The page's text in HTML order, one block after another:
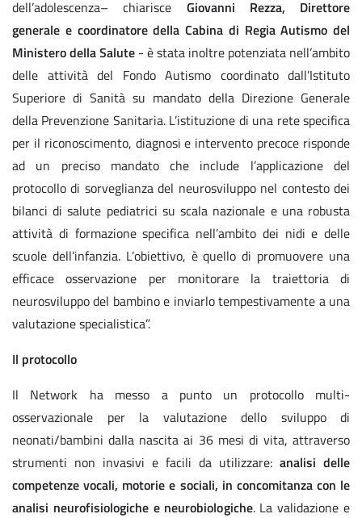
dell’adolescenza– chiarisce Giovanni Rezza, Direttore
generale e coordinatore della Cabina di Regia Autismo del
Ministero della Salute - è stata inoltre potenziata nell’ambito
delle attività del Fondo Autismo coordinato dall’Istituto
Superiore di Sanità su mandato della Direzione Generale
della Prevenzione Sanitaria. L’istituzione di una rete specifica
per il riconoscimento, diagnosi e intervento precoce risponde
ad un preciso mandato che include l’applicazione del
protocollo di sorveglianza del neurosviluppo nel contesto dei
bilanci di salute pediatrici su scala nazionale e una robusta
attività di formazione specifica nell’ambito dei nidi e delle
scuole dell’infanzia. L’obiettivo, è quello di promuovere una
efficace osservazione per monitorare la traiettoria di
neurosviluppo del bambino e inviarlo tempestivamente a una
valutazione specialistica”.
Il protocollo
Il Network ha messo a punto un protocollo multi-
osservazionale per la valutazione dello sviluppo di
neonati/bambini dalla nascita ai 36 mesi di vita, attraverso
strumenti non invasivi e facili da utilizzare: analisi delle
competenze vocali, motorie e sociali, in concomitanza con le
analisi neurofisiologiche e neurobiologiche. La validazione e